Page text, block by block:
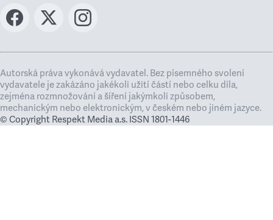
Autorská práva vykonává vydavatel. Bez písemného svolení
vydavatele je zakázáno jakékoli užití částí nebo celku díla,
zejména rozmnožování a šíření jakýmkoli způsobem,
mechanickým nebo elektronickým, v českém nebo jiném jazyce.
© Copyright Respekt Media a.s. ISSN 1801-1446